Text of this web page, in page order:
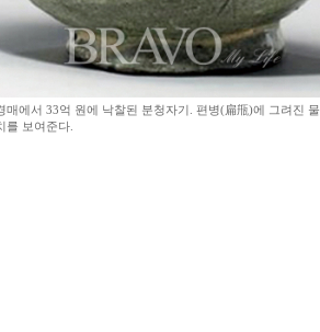
에서 33억 원에 낙찰된 분청자기. 편병(扁甁)에 그려진
를 보여준다.